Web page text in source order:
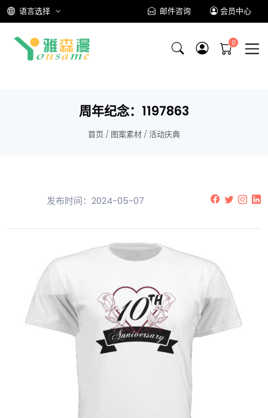
语言选择 邮件咨询 会员中心
周年纪念：1197863
首页 / 图案素材 / 活动庆典
发布时间：2024-05-07